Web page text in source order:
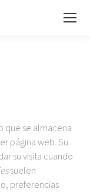
que se almacena
página web. Su
su visita cuando
suelen
preferencias